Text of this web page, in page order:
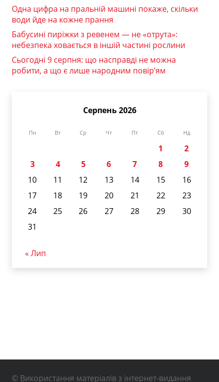
Одна цифра на пральній машині покаже, скільки
води йде на кожне прання
Бабусині пиріжки з ревенем — не «отрута»:
небезпека ховається в іншій частині рослини
Сьогодні 9 серпня: що насправді не можна
робити, а що є лише народним повір’ям
Серпень 2026
Пн Вт Ср Чт Пт Сб Нд
1
2
3
4 5 6 7 8
9
10
11 12 13 14 15
16
17
18 19 20 21 22
23
24
25 26 27 28 29
30
31
« Лип
© Використання матеріалів з інтернет-видання